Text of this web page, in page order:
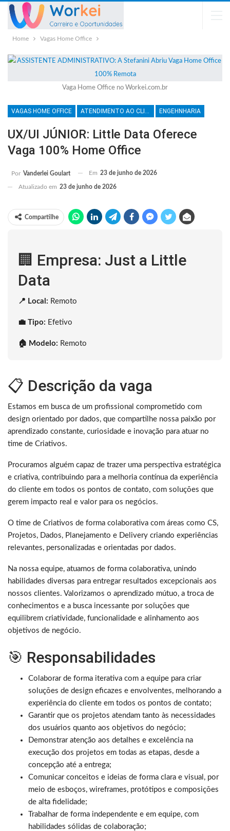
Home Vagas Home Office
Vaga Home Office no Workei.com.br
VAGAS HOME OFFICE ATENDIMENTO AO CLIENTE ENGEHNHARIA
UX/UI JÚNIOR: Little Data Oferece
Vaga 100% Home Office
Por Vanderlei Goulart Em 23 de junho de 2026
Atualizado em 23 de junho de 2026
Compartilhe
🏢 Empresa: Just a Little
Data
📍 Local: Remoto
💼 Tipo: Efetivo
🏠 Modelo: Remoto
📋 Descrição da vaga
Estamos em busca de um profissional comprometido com
design orientado por dados, que compartilhe nossa paixão por
aprendizado constante, curiosidade e inovação para atuar no
time de Criativos.
Procuramos alguém capaz de trazer uma perspectiva estratégica
e criativa, contribuindo para a melhoria contínua da experiência
do cliente em todos os pontos de contato, com soluções que
gerem impacto real e valor para os negócios.
O time de Criativos de forma colaborativa com áreas como CS,
Projetos, Dados, Planejamento e Delivery criando experiências
relevantes, personalizadas e orientadas por dados.
Na nossa equipe, atuamos de forma colaborativa, unindo
habilidades diversas para entregar resultados excepcionais aos
nossos clientes. Valorizamos o aprendizado mútuo, a troca de
conhecimentos e a busca incessante por soluções que
equilibrem criatividade, funcionalidade e alinhamento aos
objetivos de negócio.
🎯 Responsabilidades
Colaborar de forma iterativa com a equipe para criar
soluções de design eficazes e envolventes, melhorando a
experiência do cliente em todos os pontos de contato;
Garantir que os projetos atendam tanto às necessidades
dos usuários quanto aos objetivos do negócio;
Demonstrar atenção aos detalhes e excelência na
execução dos projetos em todas as etapas, desde a
concepção até a entrega;
Comunicar conceitos e ideias de forma clara e visual, por
meio de esboços, wireframes, protótipos e composições
de alta fidelidade;
Trabalhar de forma independente e em equipe, com
habilidades sólidas de colaboração;